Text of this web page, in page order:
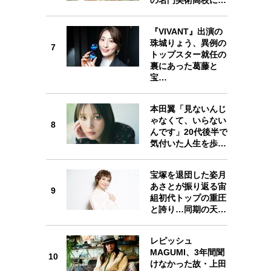
7
『VIVANT』出演の
珠城りょう、異例の
トップスター就任の
裏にあった葛藤と
宝…
8
本田翼「見ないんじ
ゃなくて、いらない
んです」20代後半で
気付いた人生を歩…
9
宝塚を退団した姿月
あさとが振り返る宙
組初代トップの重圧
と誇り…同期の天…
10
レピッシュ
MAGUMI、3年間聞
けなかった故・上田